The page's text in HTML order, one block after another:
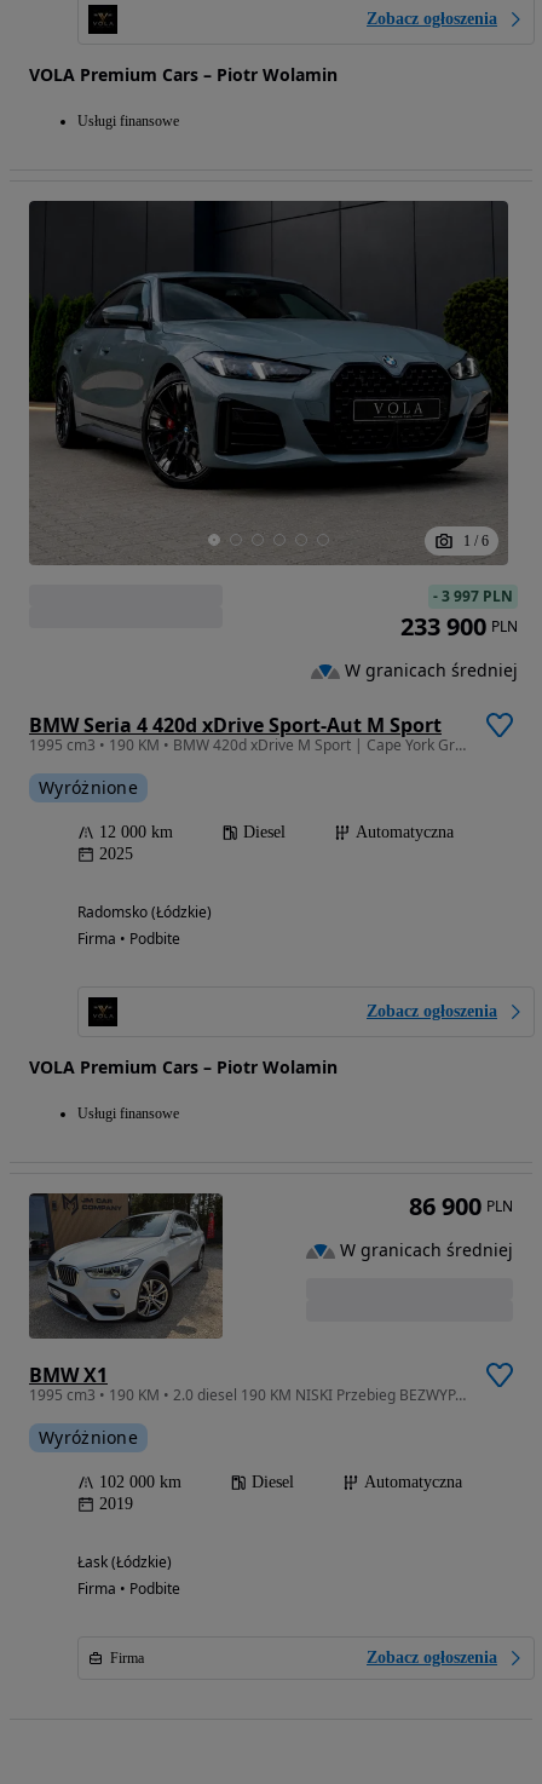
Zobacz ogłoszenia
VOLA Premium Cars – Piotr Wolamin
Usługi finansowe
1 / 6
BMW Seria 4 420d xDrive Sport-Aut M Sport
1995 cm3 • 190 KM • BMW 420d xDrive M Sport | Cape York Green | 360° | Webasto | VAT 23% |
Wyróżnione
12 000 km Diesel
Automatyczna
2025
Radomsko (Łódzkie)
Firma • Podbite
Zobacz ogłoszenia
VOLA Premium Cars – Piotr Wolamin
Usługi finansowe
-3 997 PLN
233 900 PLN
W granicach średniej
BMW X1
1995 cm3 • 190 KM • 2.0 diesel 190 KM NISKI Przebieg BEZWYPADKOWY Faktura VAT 23% JAK NOWA
Wyróżnione
102 000 km Diesel
Automatyczna
2019
Łask (Łódzkie)
Firma • Podbite
Firma Zobacz ogłoszenia
86 900 PLN
W granicach średniej